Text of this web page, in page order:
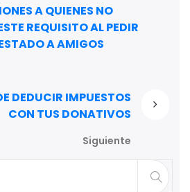
A QUIENES NO
REQUISITO AL PEDIR
A AMIGOS
DEDUCIR IMPUESTOS
CON TUS DONATIVOS
Siguiente